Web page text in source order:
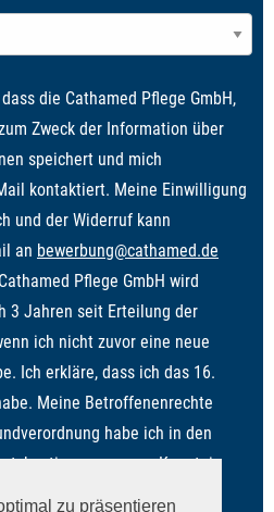
zu präsentieren
die Cathamed Pflege GmbH,
Zweck der Information über
speichert und mich
kontaktiert. Meine Einwilligung
und der Widerruf kann
an bewerbung@cathamed.de
Pflege GmbH wird
3 Jahren seit Erteilung der
ich nicht zuvor eine neue
Ich erkläre, dass ich das 16.
Meine Betroffenenrechte
habe ich in den
zur Kenntnis